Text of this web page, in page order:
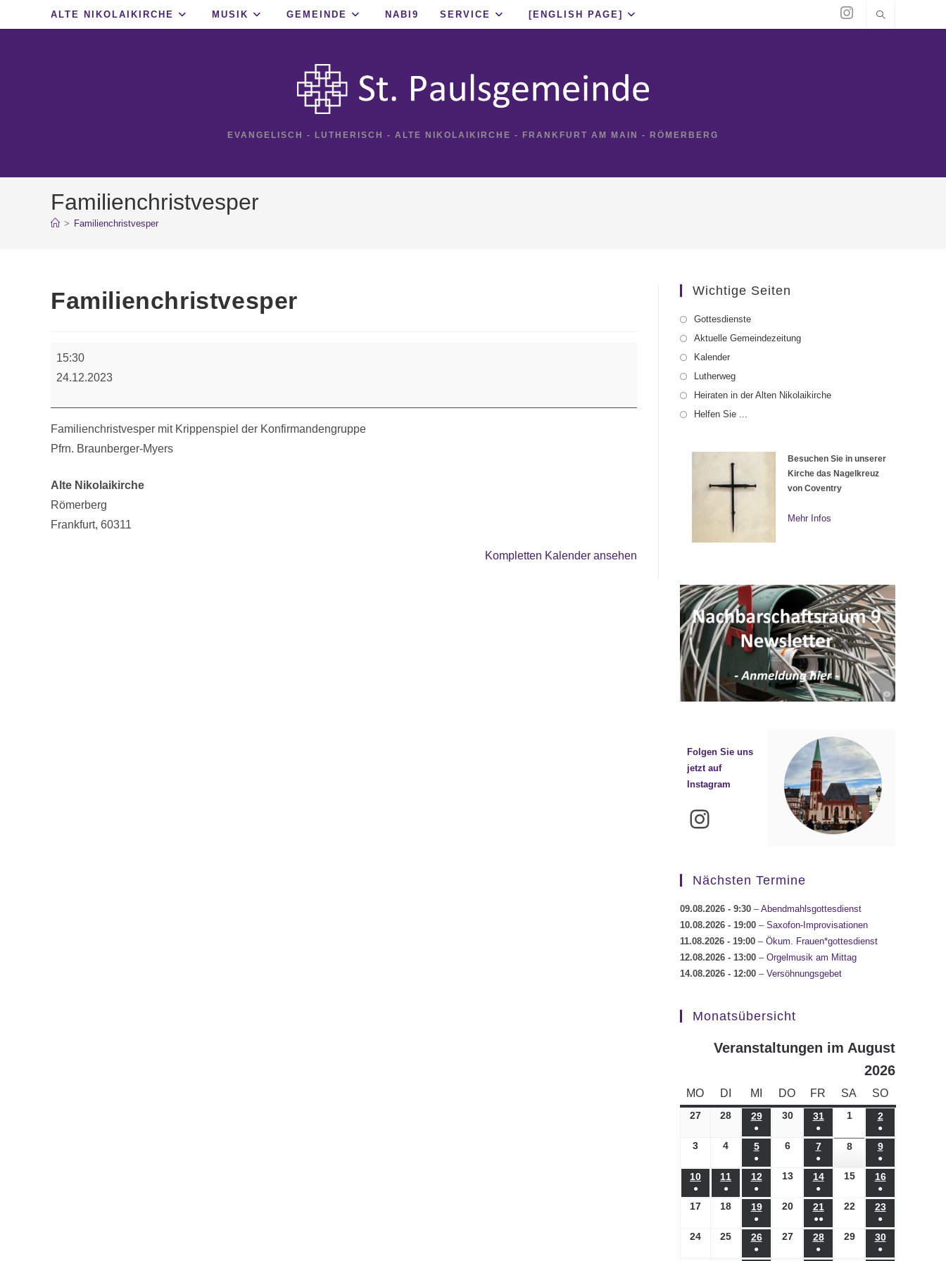
ALTE NIKOLAIKIRCHE MUSIK GEMEINDE NABI9 SERVICE [ENGLISH PAGE]
EVANGELISCH - LUTHERISCH - ALTE NIKOLAIKIRCHE - FRANKFURT AM MAIN - RÖMERBERG
Familienchristvesper
> Familienchristvesper
Familienchristvesper
Familienchristvesper
15:30
24.12.2023
Familienchristvesper mit Krippenspiel der Konfirmandengruppe
Pfrn. Braunberger-Myers
Alte Nikolaikirche
Römerberg
Frankfurt, 60311
Kompletten Kalender ansehen
Wichtige Seiten
Gottesdienste
Aktuelle Gemeindezeitung
Kalender
Lutherweg
Heiraten in der Alten Nikolaikirche
Helfen Sie ...
Besuchen Sie in unserer
Kirche das Nagelkreuz
von Coventry
Mehr Infos
Folgen Sie uns
jetzt auf
Instagram
Instagram
Nächsten Termine
09.08.2026 - 9:30 –Abendmahlsgottesdienst
10.08.2026 - 19:00 – Saxofon-Improvisationen
11.08.2026 - 19:00 – Ökum. Frauen*gottesdienst
12.08.2026 - 13:00 – Orgelmusik am Mittag
14.08.2026 - 12:00 – Versöhnungsgebet
Monatsübersicht
Veranstaltungen im August
2026
MO MONTAG
DI DIENSTAG
MI MITTWOCH
DO DONNERSTAG
FR FREITAG
SA SAMSTAG
SOSONNTAG
27 27.07.2026
28 28.07.2026
2929.07.2026
●
(1
Veranstaltung)
3030.07.2026
3131.07.2026
●
(1
Veranstaltung)
101.08.2026
202.08.2026
●
(1
Veranstaltung)
3 03.08.2026
4 04.08.2026
505.08.2026
●
(1
Veranstaltung)
606.08.2026
707.08.2026
●
(1
Veranstaltung)
808.08.2026
909.08.2026
●
(1
Veranstaltung)
10 10.08.2026
●
(1
Veranstaltung)
11 11.08.2026
●
(1
Veranstaltung)
1212.08.2026
●
(1
Veranstaltung)
1313.08.2026
1414.08.2026
●
(1
Veranstaltung)
1515.08.2026
1616.08.2026
●
(1
Veranstaltung)
17 17.08.2026
18 18.08.2026
1919.08.2026
●
(1
Veranstaltung)
2020.08.2026
2121.08.2026
●●
(2
Veranstaltungen)
2222.08.2026
2323.08.2026
●
(1
Veranstaltung)
24 24.08.2026
25 25.08.2026
2626.08.2026
●
2727.08.2026
2828.08.2026
●
2929.08.2026
3030.08.2026
●